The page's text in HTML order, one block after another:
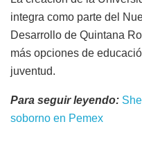
integra como parte del
Desarrollo de Quintana
más opciones de
juventud.
Para seguir leyendo:
soborno en Pemex